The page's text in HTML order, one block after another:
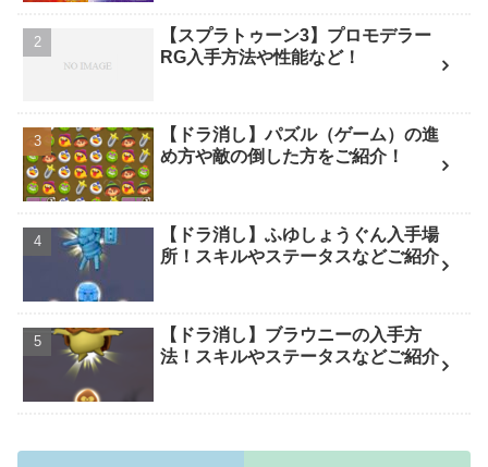
【スプラトゥーン3】プロモデラー
RG入手方法や性能など！
【ドラ消し】パズル（ゲーム）の進
め方や敵の倒した方をご紹介！
【ドラ消し】ふゆしょうぐん入手場
所！スキルやステータスなどご紹介
【ドラ消し】ブラウニーの入手方
法！スキルやステータスなどご紹介